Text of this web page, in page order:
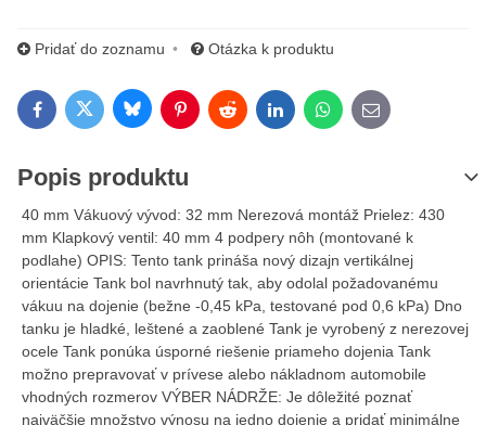
Pridať do zoznamu Otázka k produktu
FacebookTwitterBlueskyPinterestRedditLinkedInWhatsApp
E-mail
Popis produktu
40 mm Vákuový vývod: 32 mm Nerezová montáž Prielez: 430
mm Klapkový ventil: 40 mm 4 podpery nôh (montované k
podlahe) OPIS: Tento tank prináša nový dizajn vertikálnej
orientácie Tank bol navrhnutý tak, aby odolal požadovanému
vákuu na dojenie (bežne -0,45 kPa, testované pod 0,6 kPa) Dno
tanku je hladké, leštené a zaoblené Tank je vyrobený z nerezovej
ocele Tank ponúka úsporné riešenie priameho dojenia Tank
možno prepravovať v prívese alebo nákladnom automobile
vhodných rozmerov VÝBER NÁDRŽE: Je dôležité poznať
najväčšie množstvo výnosu na jedno dojenie a pridať minimálne